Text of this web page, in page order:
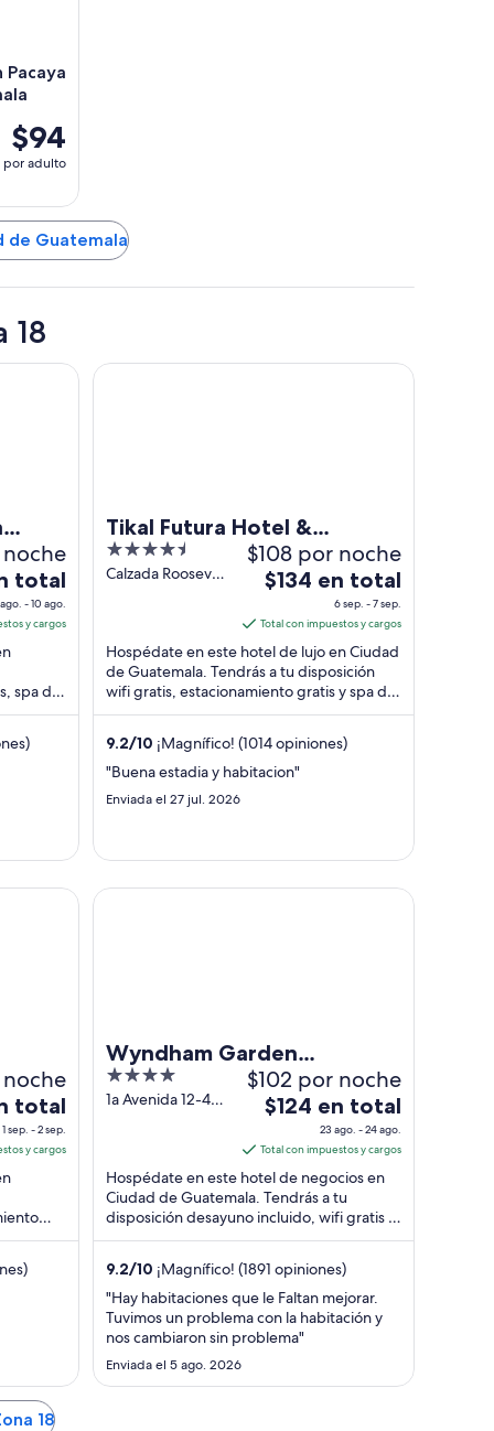
Pacaya
$94
por adulto
de Guatemala
18
total
- 10 ago.
y cargos
spa de
Tikal Futura Hotel &
Convention Center
4.5
out
Calzada Roosevelt
$108 por noche
El
es
de
$134
en
total
por
noche
al
$134 en total
6 sep. - 7 sep.
Total con impuestos y cargos
Hospédate en este hotel de lujo en Ciudad
de Guatemala. Tendrás a tu disposición
wifi gratis, estacionamiento gratis y spa de
servicio completo. Nuestros huéspedes ...
9.2/10 ¡Magnífico! (1014 opiniones)
"Buena estadia y habitacion"
Enviada el 27 jul. 2026
Tikal Futura Hotel & Convention Center
noche
total
1 sep. - 2 sep.
y cargos
Wyndham Garden
Guatemala City
4
out
1a Avenida 12-46
$102 por noche
El
es
de
$124
en
total
por
noche
del
23
al
$124 en total
23 ago. - 24 ago.
Total con impuestos y cargos
Hospédate en este hotel de negocios en
Ciudad de Guatemala. Tendrás a tu
disposición desayuno incluido, wifi gratis y
servicio a la habitación. Nuestros
9.2/10 ¡Magnífico! (1891 opiniones)
"Hay habitaciones que le Faltan mejorar.
Tuvimos un problema con la habitación y
nos cambiaron sin problema"
Enviada el 5 ago. 2026
Wyndham Garden Guatemala City
18